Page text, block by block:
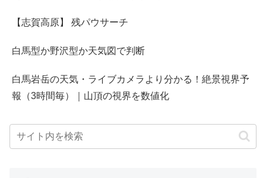
【志賀高原】 残パウサーチ
白馬型か野沢型か天気図で判断
白馬岩岳の天気・ライブカメラより分かる！絶景視界予
報（3時間毎）｜山頂の視界を数値化